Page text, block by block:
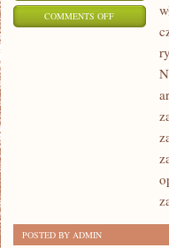
COMMENTS OFFON
POSTED BY ADMIN